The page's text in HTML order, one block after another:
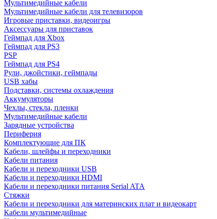
Мультимедийные кабели
Мультимедийные кабели для телевизоров
Игровые приставки, видеоигры
Аксессуары для приставок
Геймпад для Xbox
Геймпад для PS3
PSP
Геймпад для PS4
Рули, джойстики, геймпады
USB хабы
Подставки, системы охлаждения
Аккумуляторы
Чехлы, стекла, пленки
Мультимедийные кабели
Зарядные устройства
Периферия
Комплектующие для ПК
Кабели, шлейфы и переходники
Кабели питания
Кабели и переходники USB
Кабели и переходники HDMI
Кабели и переходники питания Serial ATA
Стяжки
Кабели и переходники для материнских плат и видеокарт
Кабели мультимедийные